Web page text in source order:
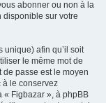
abonner ou non à la
disponible sur votre
unique) afin qu’il soit
le même mot de
de passe est le moyen
à le conservez
« Figbazar », à phpBB